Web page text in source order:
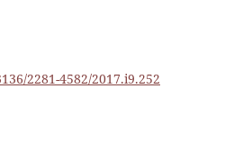
2281-4582/2017.i9.252